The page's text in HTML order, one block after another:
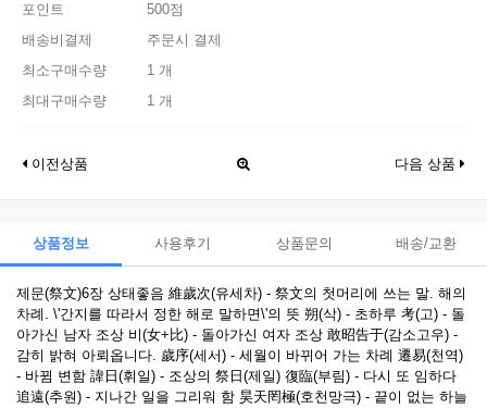
포인트
500점
배송비결제
주문시 결제
최소구매수량
1 개
최대구매수량
1 개
이전상품 다음 상품
상품정보 사용후기 상품문의 배송/교환
제문(祭文)6장 상태좋음 維歲次(유세차) - 祭文의 첫머리에 쓰는 말. 해의
차례. \'간지를 따라서 정한 해로 말하면\'의 뜻 朔(삭) - 초하루 考(고) - 돌
아가신 남자 조상 비(女+比) - 돌아가신 여자 조상 敢昭告于(감소고우) -
감히 밝혀 아뢰옵니다. 歲序(세서) - 세월이 바뀌어 가는 차례 遷易(천역)
- 바뀜 변함 諱日(휘일) - 조상의 祭日(제일) 復臨(부림) - 다시 또 임하다
追遠(추원) - 지나간 일을 그리워 함 昊天罔極(호천망극) - 끝이 없는 하늘